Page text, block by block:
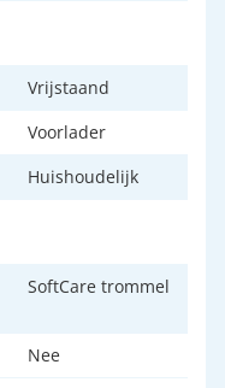
Vrijstaand
Voorlader
Huishoudelijk
SoftCare trommel
Nee